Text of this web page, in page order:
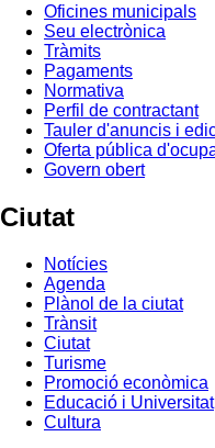
Oficines municipals
Seu electrònica
Tràmits
Pagaments
Normativa
Perfil de contractant
Tauler d'anuncis i
Oferta pública
Govern obert
Ciutat
Notícies
Agenda
Plànol de la ciutat
Trànsit
Ciutat
Turisme
Promoció econòmica
Educació i Universitat
Cultura